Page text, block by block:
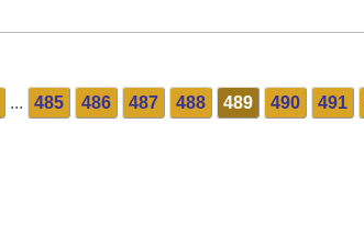
... 485 486 487 488 489 490 491